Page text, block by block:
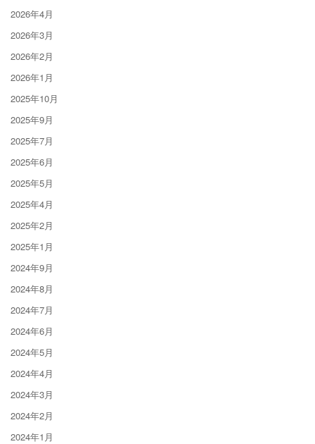
2026年4月
2026年3月
2026年2月
2026年1月
2025年10月
2025年9月
2025年7月
2025年6月
2025年5月
2025年4月
2025年2月
2025年1月
2024年9月
2024年8月
2024年7月
2024年6月
2024年5月
2024年4月
2024年3月
2024年2月
2024年1月